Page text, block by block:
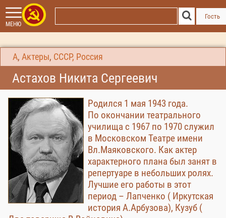
МЕНЮ
Гость
А, Актеры, СССР, Россия
Астахов Никита Сергеевич
Родился 1 мая 1943 года.
По окончании театрального
училища с 1967 по 1970 служил
в Московском Театре имени
Вл.Маяковского. Как актер
характерного плана был занят в
репертуаре в небольших ролях.
Лучшие его работы в этот
период – Лапченко ( Иркутская
история А.Арбузова), Кузуб (